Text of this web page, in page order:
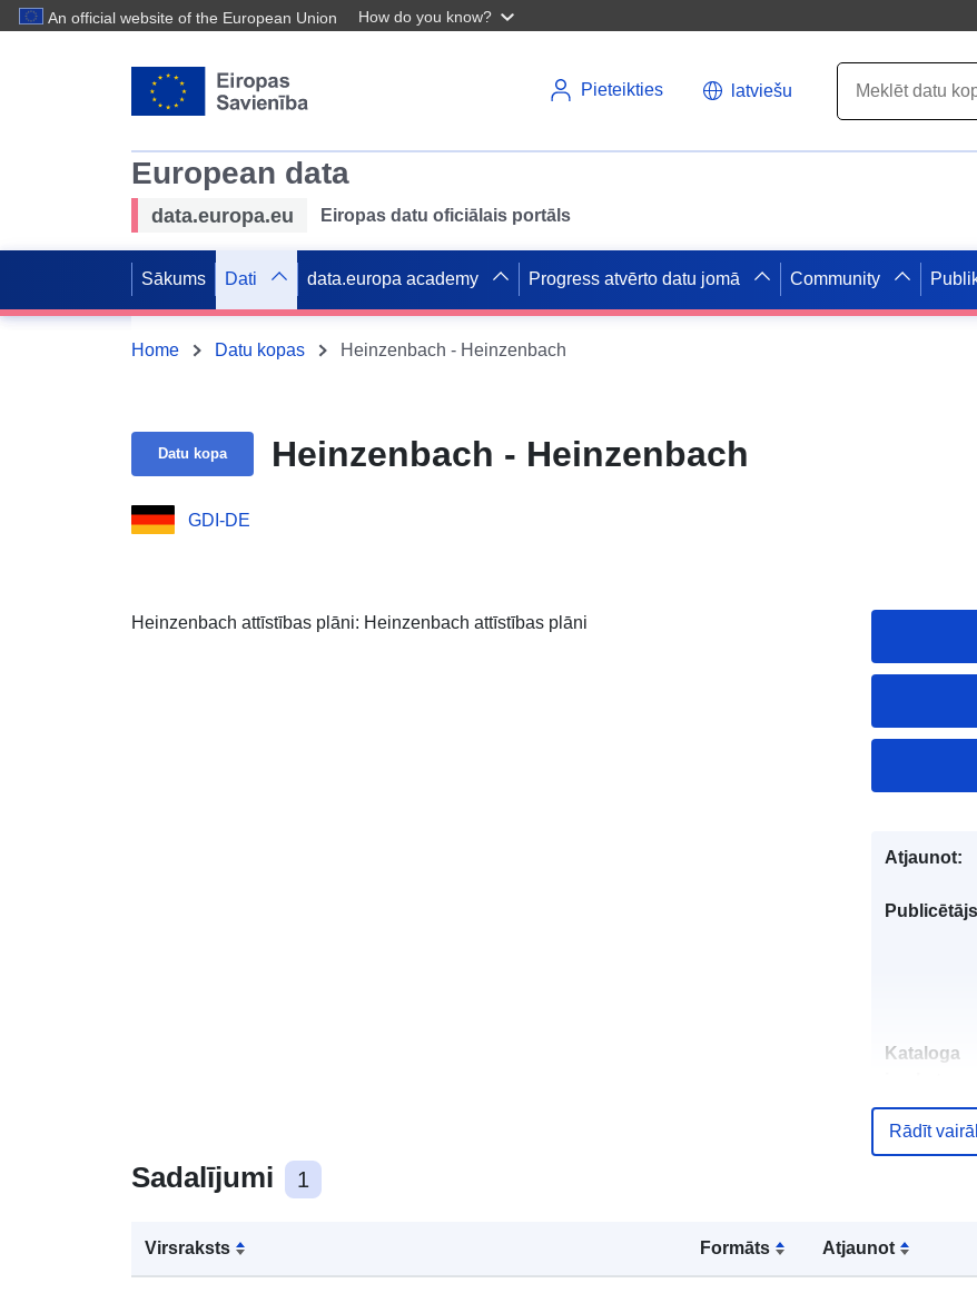
An official website of the European Union How do you know?
Pieteikties latviešu
European data
data.europa.eu Eiropas datu oficiālais portāls
Sākums Dati data.europa academy Progress atvērto datu jomā Community
Home Datu kopas Heinzenbach - Heinzenbach
Datu kopa Heinzenbach - Heinzenbach
GDI-DE
Heinzenbach attīstības plāni: Heinzenbach attīstības plāni
Sadalījumi 1
Virsraksts Formāts Atjaunot
Atjaunot:
Kataloga
Rādīt